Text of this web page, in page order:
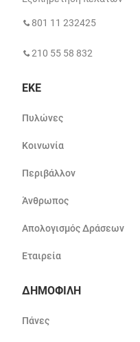
801 11 232425
210 55 58 832
ΕΚΕ
Πυλώνες
Κοινωνία
Περιβάλλον
Άνθρωπος
Απολογισμός Δράσεων
Εταιρεία
ΔΗΜΟΦΙΛΗ
Πάνες